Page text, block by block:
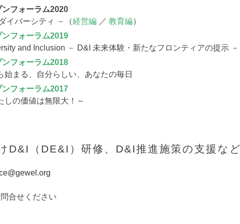
ンフォーラム2020
イバーシティ －（経営編 ／教育編）
フォーラム2019
and Inclusion － D&I 未来体験・新たなフロンティアの提示 －
フォーラム2018
始まる、自分らしい、あなたの毎日
フォーラム2017
しの価値は無限大！～
D&I（DE&I）研修、D&I推進施策の支援な
合せください